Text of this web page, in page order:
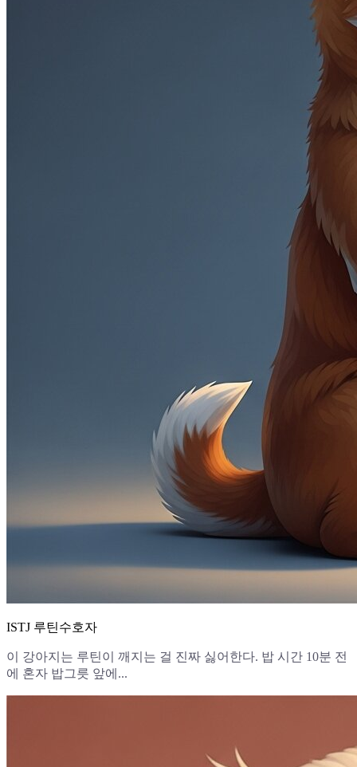
ISTJ 루틴수호자
이 강아지는 루틴이 깨지는 걸 진짜 싫어한다. 밥 시간 10분 전
에 혼자 밥그릇 앞에...